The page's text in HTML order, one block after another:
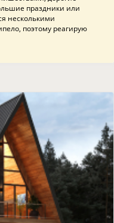
праздники или
несколькими
поэтому реагирую